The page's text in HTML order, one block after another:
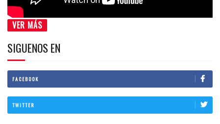
VER MÁS
SIGUENOS EN
FACEBOOK
TWITTER